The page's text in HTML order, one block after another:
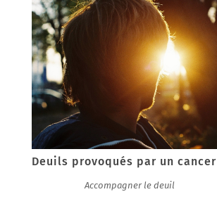
Deuils provoqués par un cancer
Accompagner le deuil